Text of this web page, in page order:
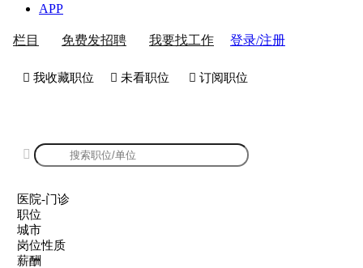
APP
栏目 免费发招聘 我要找工作 登录/注册
 我收藏职位  未看职位  订阅职位

医院-门诊
职位
城市
岗位性质
薪酬